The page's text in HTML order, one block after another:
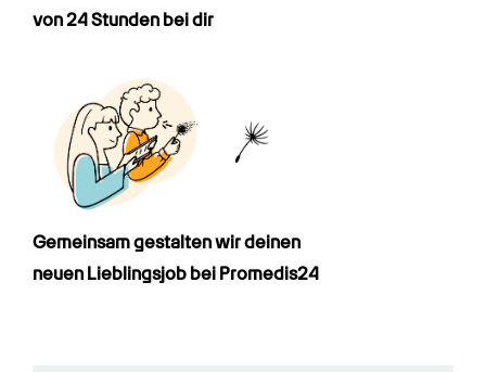
von 24 Stunden bei dir
Gemeinsam gestalten wir deinen
neuen Lieblingsjob bei Promedis24